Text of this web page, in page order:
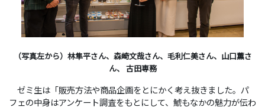
（写真左から） 林隼平さん、 森崎文哉さん、毛利仁美さん、山口薫さ
ん、 古田専務
ゼミ生は「販売方法や商品企画をとにかく考え抜きました。パ
フェの中身はアンケート調査をもとにして、鯱もなかの魅力が伝わ